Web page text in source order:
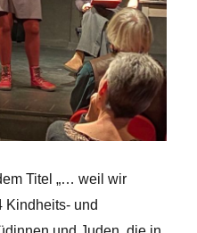
Titel „… weil wir
Kindheits- und